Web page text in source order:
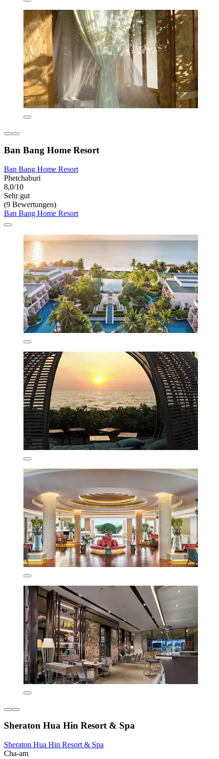
Ban Bang Home Resort
Ban Bang Home Resort
Phetchaburi
8,0/10
Sehr gut
(9 Bewertungen)
Ban Bang Home Resort
Sheraton Hua Hin Resort & Spa
Sheraton Hua Hin Resort & Spa
Cha-am